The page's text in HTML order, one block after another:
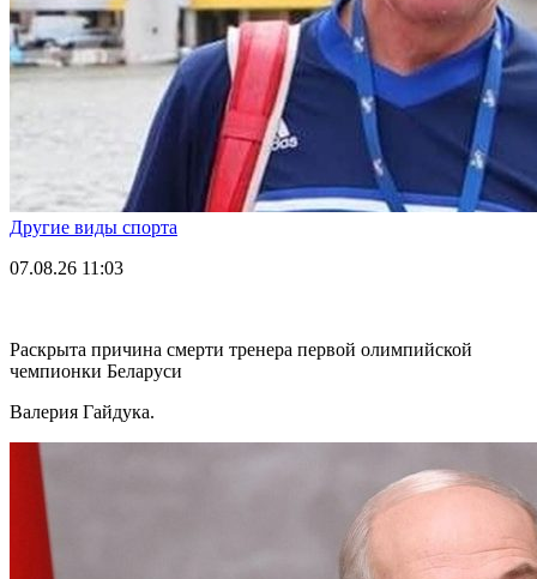
Другие виды спорта
07.08.26 11:03
Раскрыта причина смерти тренера первой олимпийской
чемпионки Беларуси
Валерия Гайдука.